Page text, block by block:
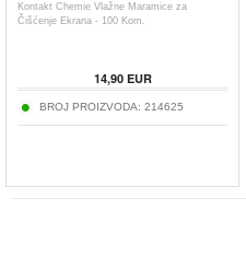
Kontakt Chemie Vlažne Maramice za
Čišćenje Ekrana - 100 Kom.
14,90EUR
BROJ PROIZVODA: 214625